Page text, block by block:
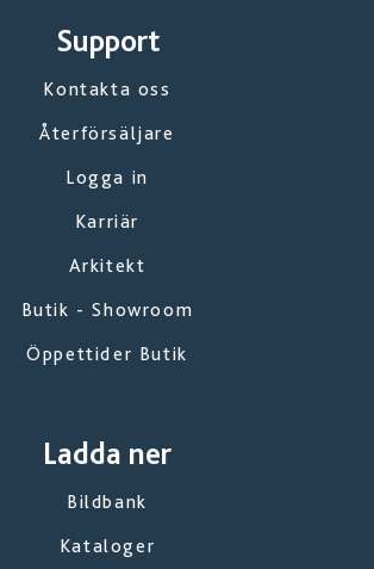
Support
Kontakta oss
Återförsäljare
Logga in
Karriär
Arkitekt
Butik - Showroom
Öppettider Butik
Ladda ner
Bildbank
Kataloger